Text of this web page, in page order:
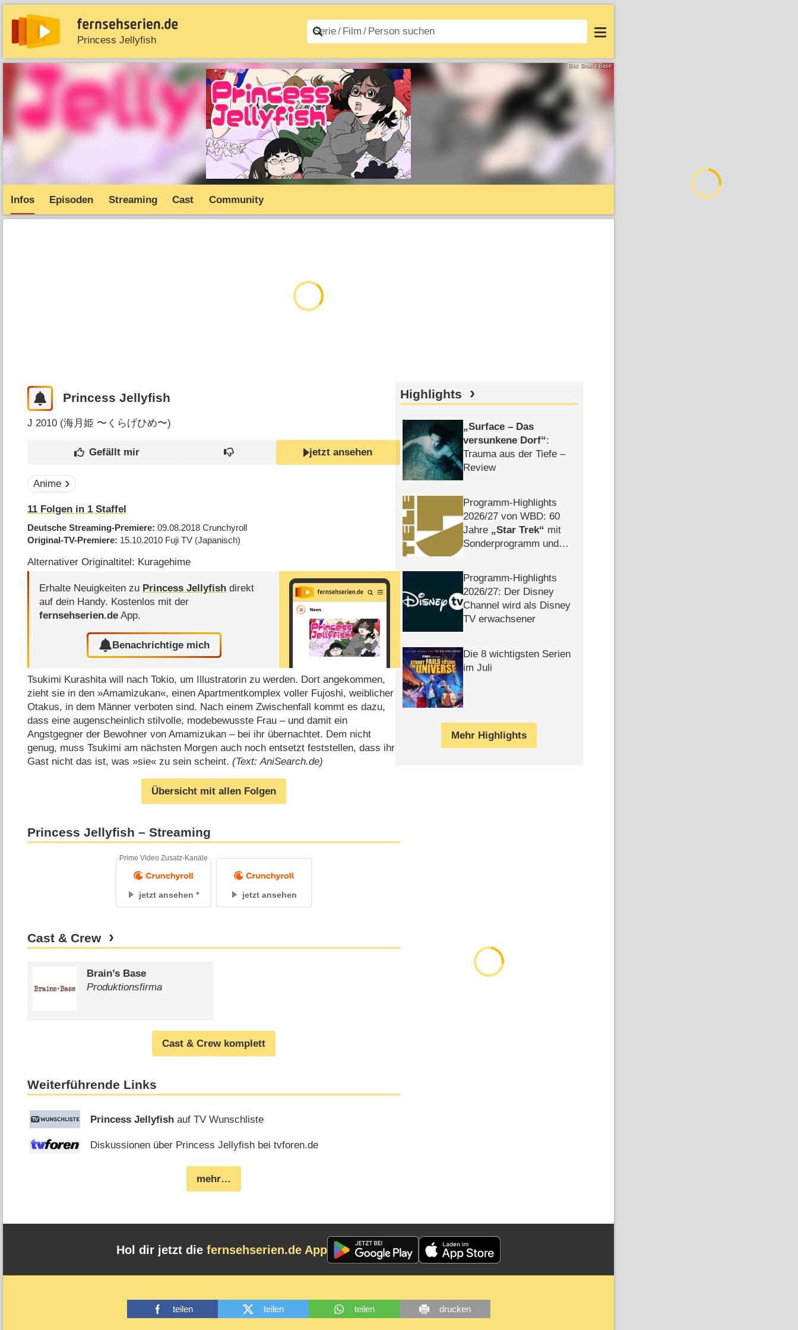
Princess Jellyfish
News Entdecken Streaming Filme A–Z Login
Bild: Brain's Base
Infos Episoden Streaming Cast Community
Princess Jellyfish
J 2010 (海月姫 〜くらげひめ〜)
jetzt ansehen
Anime
11 Folgen in 1 Staffel
Deutsche Streaming-Premiere 09.08.2018Crunchyroll
Original-TV-Premiere 15.10.2010 Fuji TV (Japanisch)
Alternativer Originaltitel: Kuragehime
Erhalte Neuigkeiten zu Princess Jellyfish direkt
auf dein Handy. Kostenlos mit der
fernsehserien.de App.
Benachrichtige mich
Tsukimi Kurashita will nach Tokio, um Illustratorin zu werden. Dort angekommen,
zieht sie in den »Amamizukan«, einen Apartmentkomplex voller Fujoshi, weiblicher
Otakus, in dem Männer verboten sind. Nach einem Zwischenfall kommt es dazu,
dass eine augenscheinlich stilvolle, modebewusste Frau – und damit ein
Angstgegner der Bewohner von Amamizukan – bei ihr übernachtet. Dem nicht
genug, muss Tsukimi am nächsten Morgen auch noch entsetzt feststellen, dass ihr
Gast nicht das ist, was »sie« zu sein scheint.(Text: AniSearch.de)
Übersicht mit allen Folgen
Princess Jellyfish – Streaming
jetzt ansehen
Prime Video Zusatz-Kanäle
jetzt ansehen
Cast & Crew
Brain’s Base
Produktionsfirma
Cast & Crew komplett
Weiterführende Links
Princess Jellyfish auf TV Wunschliste
Diskussionen über Princess Jellyfish bei tvforen.de
mehr…
Highlights
Surface – Das
versunkene Dorf :
Trauma aus der Tiefe –
Review
Programm-Highlights
2026/​27 von WBD: 60
Jahre
Star Trek
mit
Sonderprogramm und
Programm-Highlights
2026/​27: Der Disney
Channel wird als Disney
TV erwachsener
Die 8 wichtigsten Serien
im Juli
Mehr Highlights
Hol dir jetzt die fernsehserien.de App
teilen teilen teilen drucken